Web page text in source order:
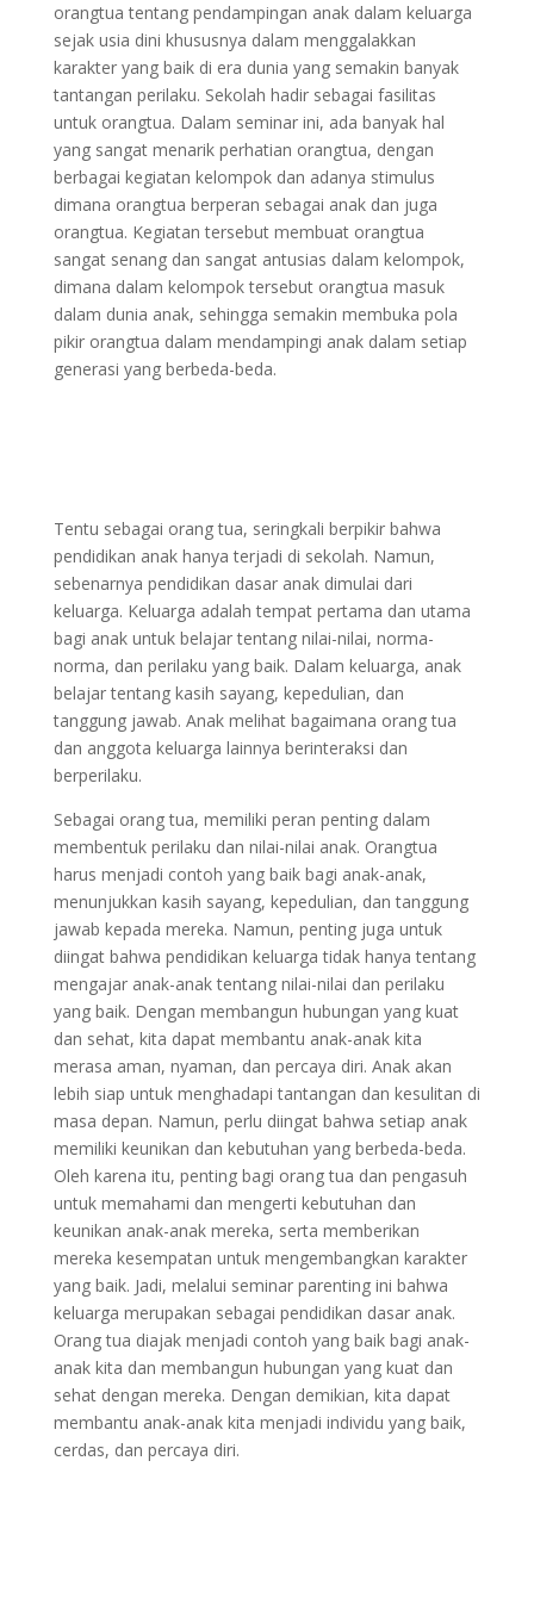
orangtua tentang pendampingan anak dalam keluarga
sejak usia dini khususnya dalam menggalakkan
karakter yang baik di era dunia yang semakin banyak
tantangan perilaku. Sekolah hadir sebagai fasilitas
untuk orangtua. Dalam seminar ini, ada banyak hal
yang sangat menarik perhatian orangtua, dengan
berbagai kegiatan kelompok dan adanya stimulus
dimana orangtua berperan sebagai anak dan juga
orangtua. Kegiatan tersebut membuat orangtua
sangat senang dan sangat antusias dalam kelompok,
dimana dalam kelompok tersebut orangtua masuk
dalam dunia anak, sehingga semakin membuka pola
pikir orangtua dalam mendampingi anak dalam setiap
generasi yang berbeda-beda.
Tentu sebagai orang tua, seringkali berpikir bahwa
pendidikan anak hanya terjadi di sekolah. Namun,
sebenarnya pendidikan dasar anak dimulai dari
keluarga. Keluarga adalah tempat pertama dan utama
bagi anak untuk belajar tentang nilai-nilai, norma-
norma, dan perilaku yang baik. Dalam keluarga, anak
belajar tentang kasih sayang, kepedulian, dan
tanggung jawab. Anak melihat bagaimana orang tua
dan anggota keluarga lainnya berinteraksi dan
berperilaku.
Sebagai orang tua, memiliki peran penting dalam
membentuk perilaku dan nilai-nilai anak. Orangtua
harus menjadi contoh yang baik bagi anak-anak,
menunjukkan kasih sayang, kepedulian, dan tanggung
jawab kepada mereka. Namun, penting juga untuk
diingat bahwa pendidikan keluarga tidak hanya tentang
mengajar anak-anak tentang nilai-nilai dan perilaku
yang baik. Dengan membangun hubungan yang kuat
dan sehat, kita dapat membantu anak-anak kita
merasa aman, nyaman, dan percaya diri. Anak akan
lebih siap untuk menghadapi tantangan dan kesulitan di
masa depan. Namun, perlu diingat bahwa setiap anak
memiliki keunikan dan kebutuhan yang berbeda-beda.
Oleh karena itu, penting bagi orang tua dan pengasuh
untuk memahami dan mengerti kebutuhan dan
keunikan anak-anak mereka, serta memberikan
mereka kesempatan untuk mengembangkan karakter
yang baik. Jadi, melalui seminar parenting ini bahwa
keluarga merupakan sebagai pendidikan dasar anak.
Orang tua diajak menjadi contoh yang baik bagi anak-
anak kita dan membangun hubungan yang kuat dan
sehat dengan mereka. Dengan demikian, kita dapat
membantu anak-anak kita menjadi individu yang baik,
cerdas, dan percaya diri.